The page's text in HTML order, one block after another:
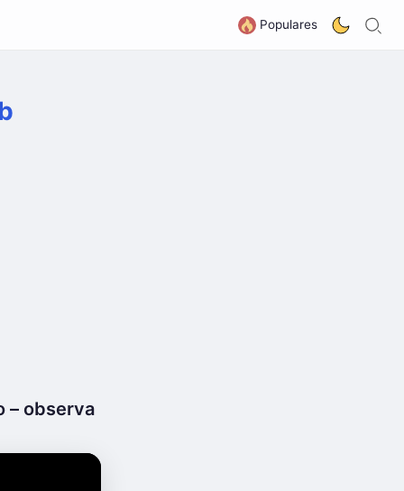
Populares
– observa